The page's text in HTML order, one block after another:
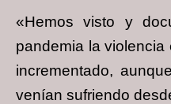
«Hemos visto y
pandemia la
incrementado,
venían sufriendo